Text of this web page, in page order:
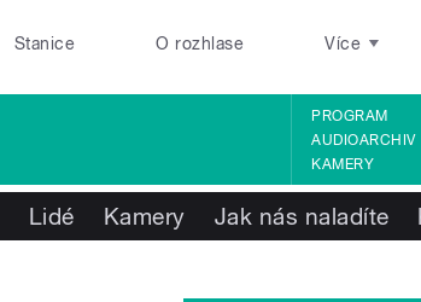
Stanice O rozhlase Více
PROGRAM
AUDIOARCHIV
KAMERY
Lidé Kamery Jak nás naladíte